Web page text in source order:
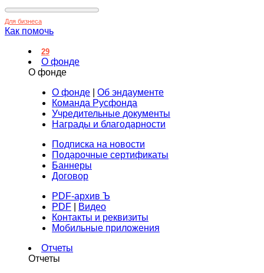
Для бизнеса
Как помочь
29
О фонде
О фонде
О фонде
Об эндаументе
Команда Русфонда
Учредительные документы
Награды и благодарности
Подписка на новости
Подарочные сертификаты
Баннеры
Договор
PDF-архив Ъ
PDF
Видео
Контакты и реквизиты
Мобильные приложения
Отчеты
Отчеты